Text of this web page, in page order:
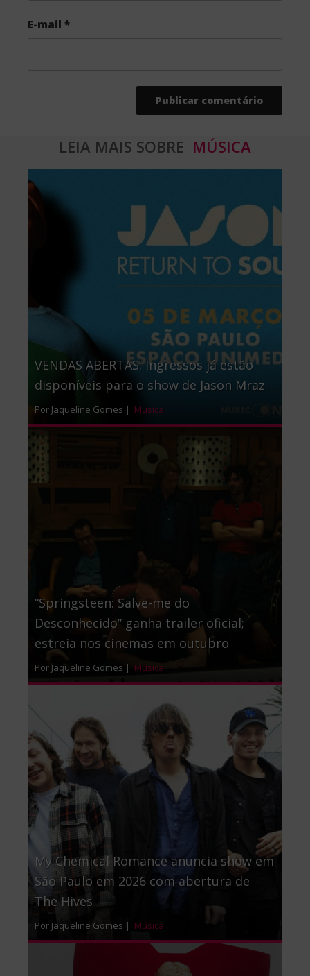
E-mail *
LEIA MAIS SOBRE MÚSICA
VENDAS ABERTAS: Ingressos já estão
disponíveis para o show de Jason Mraz
Por Jaqueline Gomes | Música
“Springsteen: Salve-me do
Desconhecido” ganha trailer oficial;
estreia nos cinemas em outubro
Por Jaqueline Gomes | Música
My Chemical Romance anuncia show em
São Paulo em 2026 com abertura de
The Hives
Por Jaqueline Gomes | Música